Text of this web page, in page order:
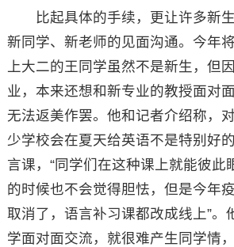
比起具体的手续，更让许多新生
新同学、新老师的见面沟通。今年
上大二的王同学虽然不是新生，但
业，本来还想和新专业的教授面对
无法返美作罢。他和记者介绍称，
少学校会在夏天给英语不是特别好
言课，“同学们在这种课上就能彼此
的时候也不会觉得胆怯，但是今年
取消了，语言补习课都改成线上”。
学面对面交流，就很难产生同学情